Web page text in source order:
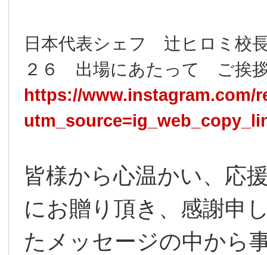
日本代表シェフ 辻󠄀ヒロミ校
２６ 出場にあたって ご挨
https://www.instagram.com/
皆様から心温かい、応
にお贈り頂き、感謝申
たメッセージの中から